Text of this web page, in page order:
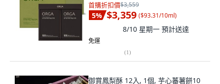
首購折扣價$3,559
5% $3,359 ($93.31/10ml)
8/10 星期一 預計送達
免運
(1)
御賞鳳梨酥 12入, 1個, 芋心蕃薯餅10